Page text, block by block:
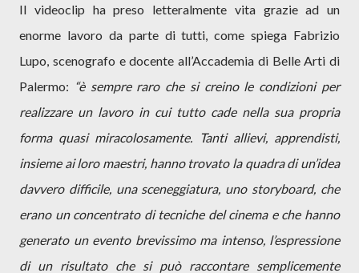
Il videoclip ha preso letteralmente vita grazie ad un
enorme lavoro da parte di tutti, come spiega Fabrizio
Lupo, scenografo e docente all’Accademia di Belle Arti di
Palermo: “è sempre raro che si creino le condizioni per
realizzare un lavoro in cui tutto cade nella sua propria
forma quasi miracolosamente. Tanti allievi, apprendisti,
insieme ai loro maestri, hanno trovato la quadra di un’idea
davvero difficile, una sceneggiatura, uno storyboard, che
erano un concentrato di tecniche del cinema e che hanno
generato un evento brevissimo ma intenso, l’espressione
di un risultato che si può raccontare semplicemente